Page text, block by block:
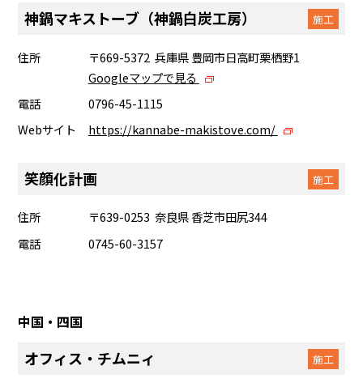
神鍋マキストーブ（神鍋白炭工房） 施工
住所
〒669-5372 兵庫県 豊岡市日高町栗栖野1
Googleマップで見る
電話
0796-45-1115
Webサイト
https://kannabe-makistove.com/
笑顔化計画 施工
住所
〒639-0253 奈良県 香芝市田尻344
電話
0745-60-3157
中国・四国
オフィス・チムニィ 施工